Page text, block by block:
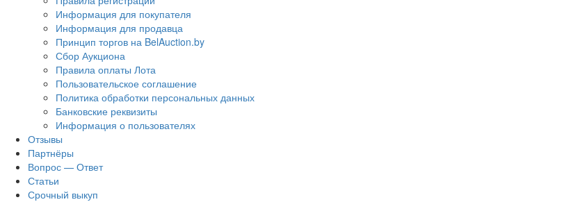
Информация для покупателя
Информация для продавца
Принцип торгов на BelAuction.by
Сбор Аукциона
Правила оплаты Лота
Пользовательское соглашение
Политика обработки персональных данных
Банковские реквизиты
Информация о пользователях
Отзывы
Партнёры
Вопрос — Ответ
Статьи
Срочный выкуп